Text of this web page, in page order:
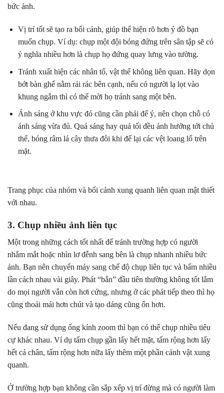
bức ảnh.
Vị trí tốt sẽ tạo ra bối cảnh, giúp thể hiện rõ hơn ý đồ bạn
muốn chụp. Ví dụ: chụp một đội bóng đứng trên sân tập sẽ có
ý nghĩa nhiều hơn là chụp họ đứng quay lưng vào tường.
Tránh xuất hiện các nhân tố, vật thể không liên quan. Hãy dọn
bớt bàn ghế nằm rải rác bên cạnh, nếu có người lạ lọt vào
khung ngắm thì có thể mời họ tránh sang một bên.
Ánh sáng ở khu vực đó cũng cần phải để ý, nên chọn chỗ có
ánh sáng vừa đủ. Quá sáng hay quá tối đều ảnh hưởng tới chủ
thể, bóng râm lá cây thưa đôi khi để lại các vệt loang lổ trên
mặt.
Trang phục của nhóm và bối cảnh xung quanh liên quan mật thiết
với nhau.
3. Chụp nhiều ảnh liên tục
Một trong những cách tốt nhất để tránh trường hợp có người
nhắm mắt hoặc nhìn lơ đễnh sang bên là chụp nhanh nhiều bức
ảnh. Bạn nên chuyển máy sang chế độ chụp liên tục và bấm nhiều
lần cách nhau vài giây. Phát “bắn” đầu tiên thường không tốt lắm
do mọi người vẫn còn hơi cứng, nhưng ở các phát tiếp theo thì họ
cũng thoải mái hơn chút và tạo dáng cũng ổn hơn.
Nếu đang sử dụng ống kính zoom thì bạn có thể chụp nhiều tiêu
cự khác nhau. Ví dụ tấm chụp gần lấy hết mặt, tấm rộng hơn lấy
hết cả chân, tấm rộng hơn nữa lấy thêm một phần cảnh vật xung
quanh.
Ở trường hợp bạn không cần sắp xếp vị trí đừng mà có người làm